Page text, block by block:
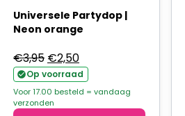
Universele Partydop |
Neon orange
€3,95 Oorspronkelijke
prijs
was:
€3,95.
€2,50Huidige
prijs
is:
€2,50.
Op voorraad
Voor 17.00 besteld = vandaag
verzonden